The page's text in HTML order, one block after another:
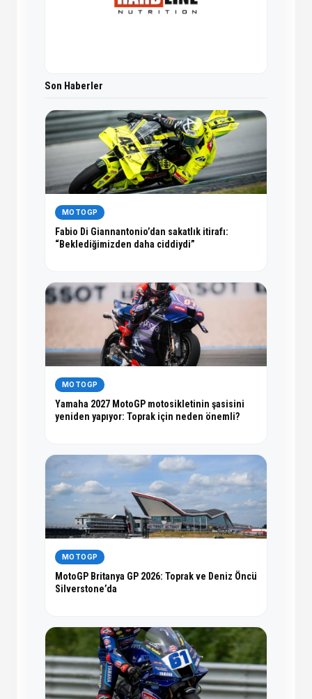
Son Haberler
MOTOGP
Fabio Di Giannantonio’dan sakatlık itirafı:
“Beklediğimizden daha ciddiydi”
MOTOGP
Yamaha 2027 MotoGP motosikletinin şasisini
yeniden yapıyor: Toprak için neden önemli?
MOTOGP
MotoGP Britanya GP 2026: Toprak ve Deniz Öncü
Silverstone’da